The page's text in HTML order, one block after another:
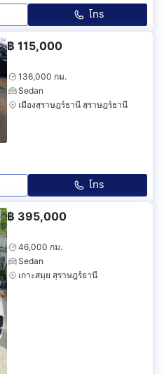
โทร
฿ 115,000
136,000 กม.
Sedan
เมืองสุราษฎร์ธานี สุราษฎร์ธานี
โทร
฿ 395,000
46,000 กม.
Sedan
เกาะสมุย สุราษฎร์ธานี